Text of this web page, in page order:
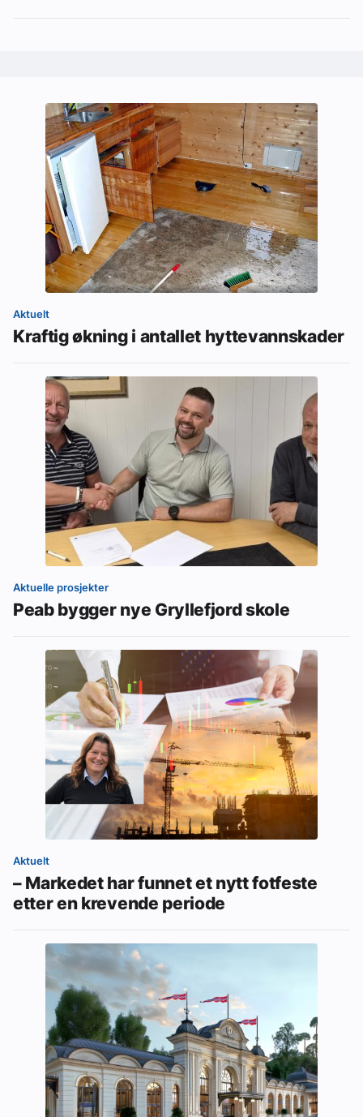
Aktuelt
Kraftig økning i antallet hyttevannskader
Aktuelle prosjekter
Peab bygger nye Gryllefjord skole
Aktuelt
– Markedet har funnet et nytt fotfeste
etter en krevende periode